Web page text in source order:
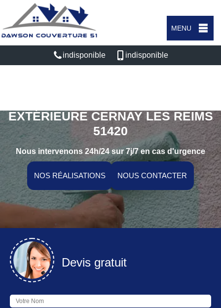
MENU
indisponible indisponible
EXTÉRIEURE CERNAY LES REIMS
51420
Nous intervenons 24h/24 sur 7j/7 en cas d'urgence
NOS RÉALISATIONS NOUS CONTACTER
Devis gratuit